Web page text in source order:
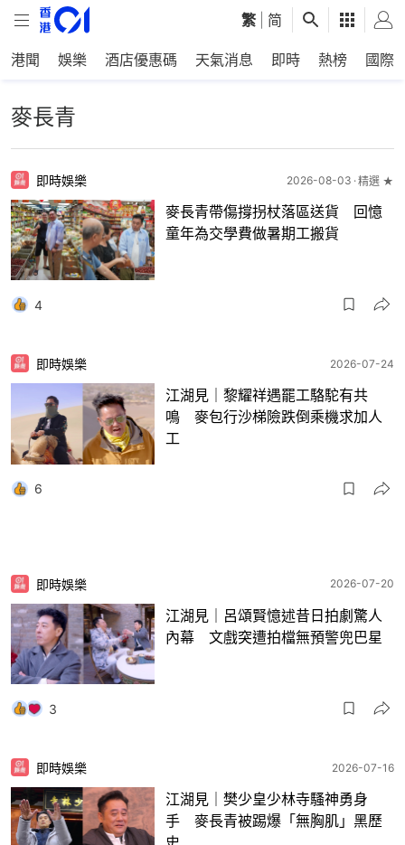
繁 简
港聞 娛樂 酒店優惠碼 天氣消息 即時 熱榜 國際
麥長青
即時娛樂 2026-08-03 精選 ★
麥長青帶傷撐拐杖落區送貨 回憶
童年為交學費做暑期工搬貨
4
即時娛樂 2026-07-24
江湖見｜黎耀祥遇罷工駱駝有共
鳴 麥包行沙梯險跌倒乘機求加人
工
6
即時娛樂 2026-07-20
江湖見｜呂頌賢憶述昔日拍劇驚人
內幕 文戲突遭拍檔無預警兜巴星
3
即時娛樂 2026-07-16
江湖見｜樊少皇少林寺騷神勇身
手 麥長青被踢爆「無胸肌」黑歷